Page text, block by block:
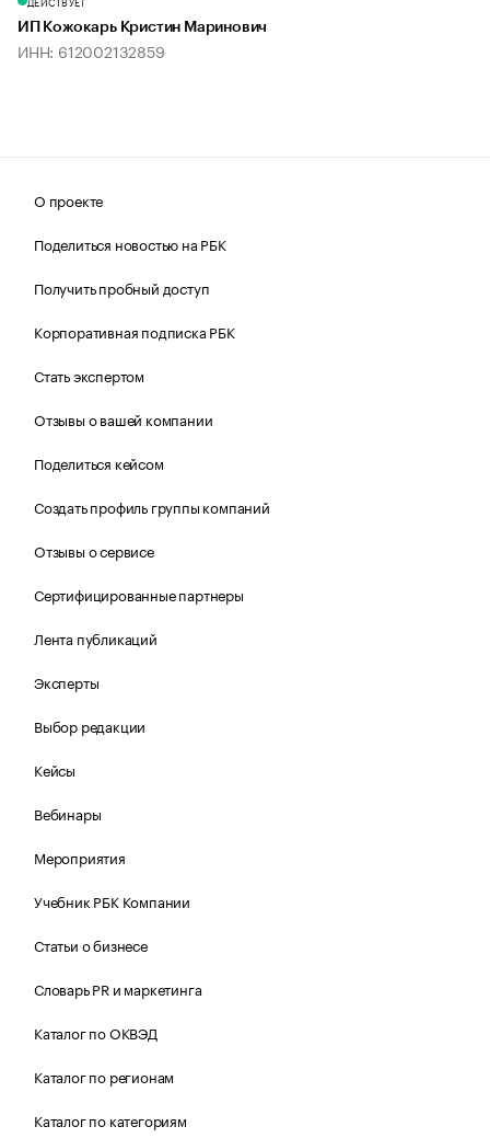
ИП Кожокарь Кристин Маринович
ИНН: 612002132859
О проекте
Поделиться новостью на РБК
Получить пробный доступ
Корпоративная подписка РБК
Стать экспертом
Отзывы о вашей компании
Поделиться кейсом
Создать профиль группы компаний
Отзывы о сервисе
Сертифицированные партнеры
Лента публикаций
Эксперты
Выбор редакции
Кейсы
Вебинары
Мероприятия
Учебник РБК Компании
Статьи о бизнесе
Словарь PR и маркетинга
Каталог по ОКВЭД
Каталог по регионам
Каталог по категориям